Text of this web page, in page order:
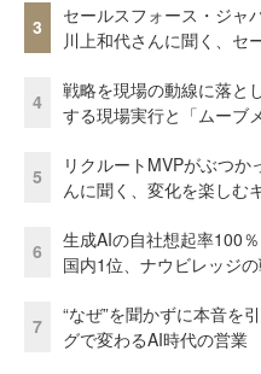
3
セールスフォース・ジャ
川上和代さんに聞く、セ
4
戦略を現場の動線に落と
する現場実行と「ムーブ
5
リクルートMVPがぶつか
んに聞く、変化を楽しむ
6
生成AIの自社想起率100
国内1位、ナウビレッジ
7
“なぜ”を聞かずに本音を
グで変わるAI時代の営業